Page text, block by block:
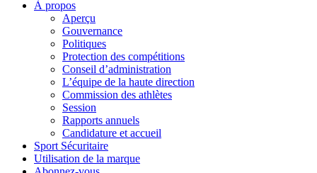
À propos
Aperçu
Gouvernance
Politiques
Protection des compétitions
Conseil d’administration
L’équipe de la haute direction
Commission des athlètes
Session
Rapports annuels
Candidature et accueil
Sport Sécuritaire
Utilisation de la marque